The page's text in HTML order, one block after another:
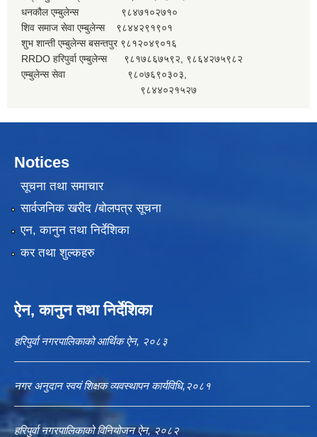
धनकौल एम्बुलेन्स ९८४७१०२७१०
शिव समाज सेवा एम्बुलेन्स ९८४४२९१९०१
शुभ शान्ती एम्बुलेन्स बसन्तपुर ९८१२०४९०१६
RRDO हरिपुर्वा एम्बुलेन्स ९८१७८६७५९२, ९८६४२७५९८२
एम्बुलेन्स सेवा ९८०७६९०३०३,
९८४४०२१५२७
Notices
सूचना तथा समाचार
सार्वजनिक खरीद /बोलपत्र सूचना
एन, कानुन तथा निर्देशिका
कर तथा शुल्कहरु
ऐन, कानुन तथा निर्देशिका
हरिपुर्वा नगरपालिकाको आर्थिक ऐन, २०८३
नगर अनुदान स्वयं शिक्षक व्यवस्थापन कार्यविधि,२०८१
हरिपुर्वा नगरपालिकाको विनियोजन ऐन, २०८२